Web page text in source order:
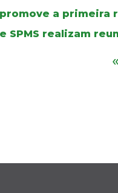
promove a primeira
e SPMS realizam
«